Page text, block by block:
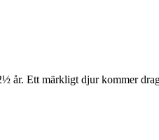
Ett märkligt djur kommer